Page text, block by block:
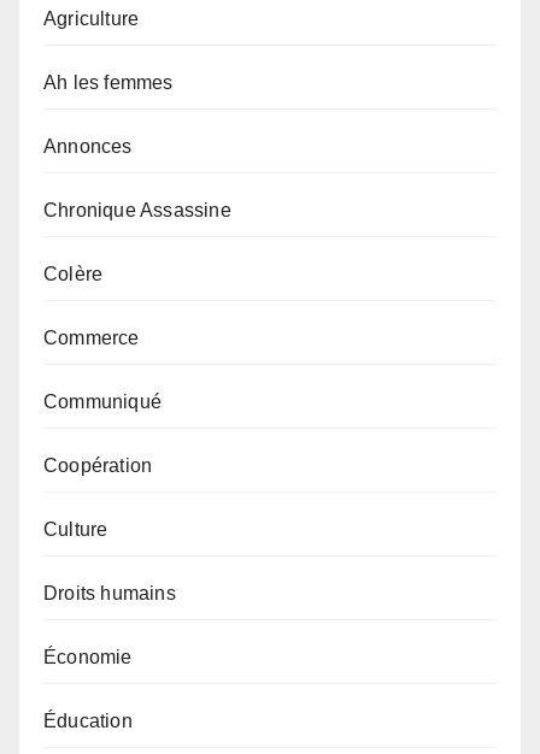
Agriculture
Ah les femmes
Annonces
Chronique Assassine
Colère
Commerce
Communiqué
Coopération
Culture
Droits humains
Économie
Éducation